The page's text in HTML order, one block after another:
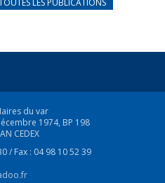
mieux les réfugiés
du var
1974, BP 198
CEDEX
/ Fax : 04 98 10 52 39